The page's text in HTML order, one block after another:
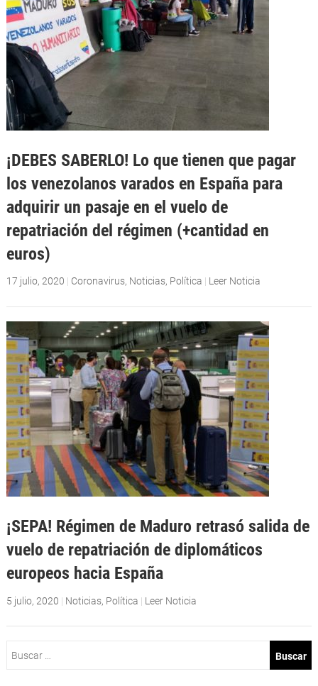
¡DEBES SABERLO! Lo que tienen que pagar
los venezolanos varados en España para
adquirir un pasaje en el vuelo de
repatriación del régimen (+cantidad en
euros)
17 julio, 2020 | Coronavirus, Noticias, Política | Leer Noticia
¡SEPA! Régimen de Maduro retrasó salida de
vuelo de repatriación de diplomáticos
europeos hacia España
5 julio, 2020 | Noticias, Política | Leer Noticia